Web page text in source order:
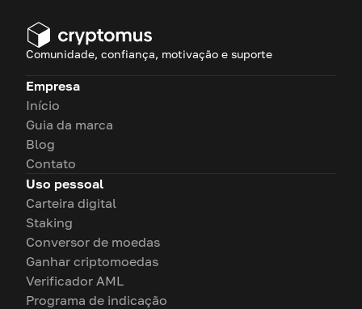
Comunidade, confiança, motivação e suporte
Empresa
Início
Guia da marca
Blog
Contato
Uso pessoal
Carteira digital
Staking
Conversor de moedas
Ganhar criptomoedas
Verificador AML
Programa de indicação